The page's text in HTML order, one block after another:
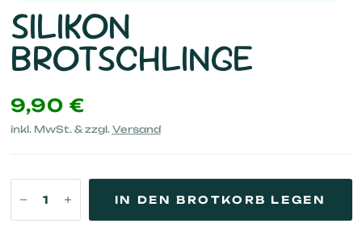
SILIKON
BROTSCHLINGE
9,90 €
inkl. MwSt. & zzgl. Versand
IN DEN BROTKORB LEGEN